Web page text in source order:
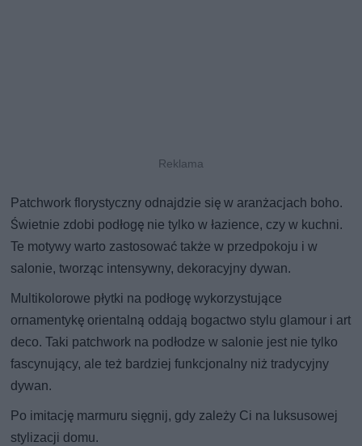
Patchwork florystyczny odnajdzie się w aranżacjach boho.
Świetnie zdobi podłogę nie tylko w łazience, czy w kuchni.
Te motywy warto zastosować także w przedpokoju i w
salonie, tworząc intensywny, dekoracyjny dywan.
Multikolorowe płytki na podłogę wykorzystujące
ornamentykę orientalną oddają bogactwo stylu glamour i art
deco. Taki patchwork na podłodze w salonie jest nie tylko
fascynujący, ale też bardziej funkcjonalny niż tradycyjny
dywan.
Po imitację marmuru sięgnij, gdy zależy Ci na luksusowej
stylizacji domu.